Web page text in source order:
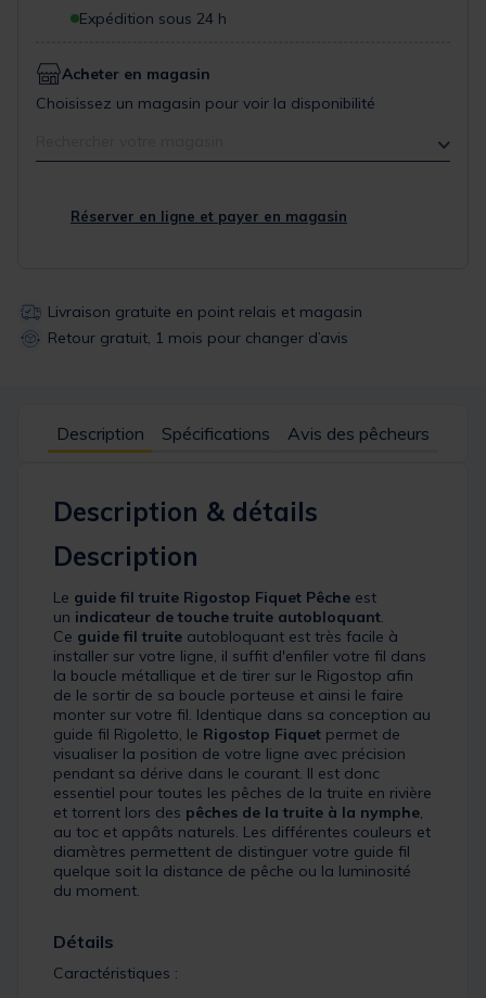
Expédition sous 24 h
Acheter en magasin
Choisissez un magasin pour voir la disponibilité
Réserver en ligne et payer en magasin
Livraison gratuite en point relais et magasin
Retour gratuit, 1 mois pour changer d’avis
Description Spécifications Avis des pêcheurs
Description & détails
Description
Le guide fil truite Rigostop Fiquet Pêche est
un indicateur de touche truite autobloquant.
Ce guide fil truite autobloquant est très facile à
installer sur votre ligne, il suffit d'enfiler votre fil dans
la boucle métallique et de tirer sur le Rigostop afin
de le sortir de sa boucle porteuse et ainsi le faire
monter sur votre fil. Identique dans sa conception au
guide fil Rigoletto, le Rigostop Fiquet permet de
visualiser la position de votre ligne avec précision
pendant sa dérive dans le courant. Il est donc
essentiel pour toutes les pêches de la truite en rivière
et torrent lors des pêches de la truite à la nymphe,
au toc et appâts naturels. Les différentes couleurs et
diamètres permettent de distinguer votre guide fil
quelque soit la distance de pêche ou la luminosité
du moment.
Détails
Caractéristiques :